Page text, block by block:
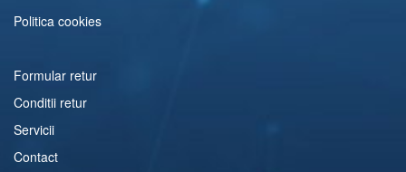
Politica cookies
Formular retur
Conditii retur
Servicii
Contact